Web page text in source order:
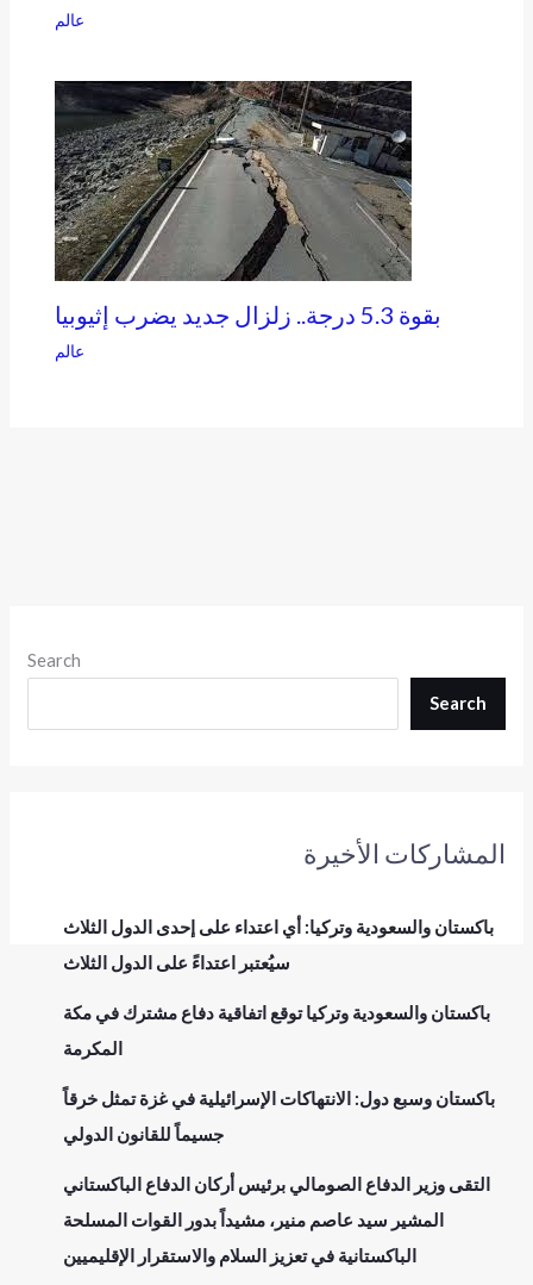
Search
Search
المشاركات الأخيرة
باكستان والسعودية وتركيا: أي اعتداء على إحدى الدول الثلاث
سيُعتبر اعتداءً على الدول الثلاث
باكستان والسعودية وتركيا توقع اتفاقية دفاع مشترك في مكة
المكرمة
باكستان وسبع دول: الانتهاكات الإسرائيلية في غزة تمثل خرقاً
جسيماً للقانون الدولي
التقى وزير الدفاع الصومالي برئيس أركان الدفاع الباكستاني
المشير سيد عاصم منير، مشيداً بدور القوات المسلحة
الباكستانية في تعزيز السلام والاستقرار الإقليميين
عالم
بقوة 5.3 درجة.. زلزال جديد يضرب إثيوبيا
عالم